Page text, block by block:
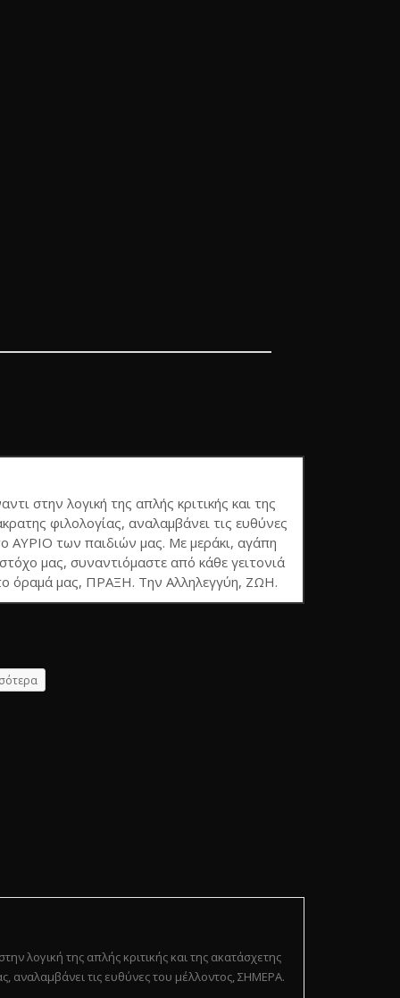
στην λογική της απλής κριτικής και της
φιλολογίας, αναλαμβάνει τις ευθύνες
ΑΥΡΙΟ των παιδιών μας. Με μεράκι, αγάπη
μας, συναντιόμαστε από κάθε γειτονιά
όραμά μας, ΠΡΑΞΗ. Την Αλληλεγγύη, ΖΩΗ.
λογική της απλής κριτικής και της ακατάσχετης
αναλαμβάνει τις ευθύνες του μέλλοντος, ΣΗΜΕΡΑ.